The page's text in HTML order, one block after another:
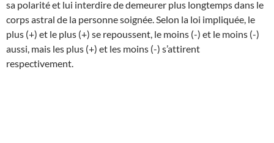
sa polarité et lui interdire de demeurer plus longtemps dans le
corps astral de la personne soignée. Selon la loi impliquée, le
plus (+) et le plus (+) se repoussent, le moins (-) et le moins (-)
aussi, mais les plus (+) et les moins (-) s’attirent
respectivement.